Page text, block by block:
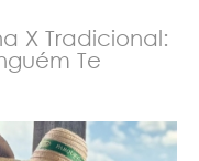
X Tradicional:
Te